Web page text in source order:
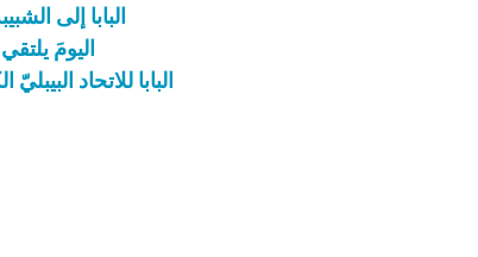
البابا إلى
اليومَ
البابا للاتحاد